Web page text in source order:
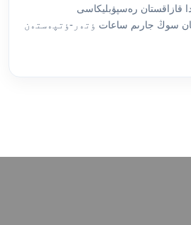
قازاقستان رەسپۋبليكاسى
سوڭ جارىم ساعات ٶتەر-ٶتپەستەن